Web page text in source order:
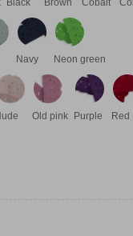
Black Brown Cobalt
Navy Neon green
Old pink Purple Red